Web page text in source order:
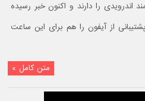
اندرویدی را دارند و اکنون خبر رسیده
از آیفون را هم برای این ساعت
متن کامل »